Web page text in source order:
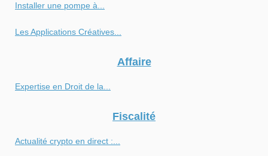
Installer une pompe à...
Les Applications Créatives...
Affaire
Expertise en Droit de la...
Fiscalité
Actualité crypto en direct :...